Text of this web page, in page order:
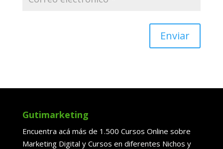
Enviar
Gutimarketing
Encuentra acá más de 1.500 Cursos Online sobre
Marketing Digital y Cursos en diferentes Nichos y